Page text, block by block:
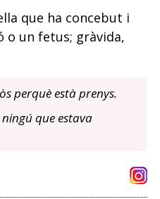
que ha concebut i
o un fetus; gràvida,
perquè està prenys.
que estava